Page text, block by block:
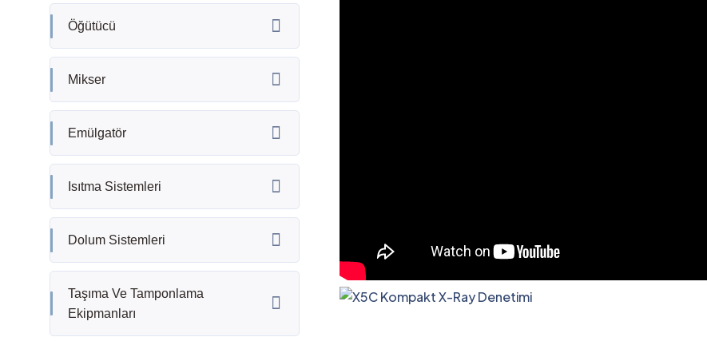
Öğütücü
Mikser
Emülgatör
Isıtma Sistemleri
Dolum Sistemleri
Taşıma Ve Tamponlama
Ekipmanları